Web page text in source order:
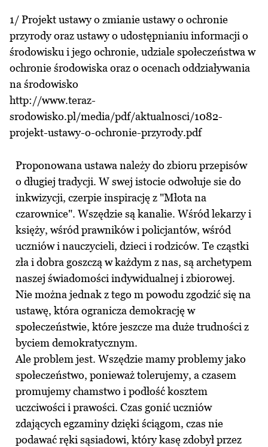
1/ Projekt ustawy o zmianie ustawy o ochronie
przyrody oraz ustawy o udostępnianiu informacji o
środowisku i jego ochronie, udziale społeczeństwa w
ochronie środowiska oraz o ocenach oddziaływania
na środowisko
http://www.teraz-
srodowisko.pl/media/pdf/aktualnosci/1082-
projekt-ustawy-o-ochronie-przyrody.pdf
Proponowana ustawa należy do zbioru przepisów
o długiej tradycji. W swej istocie odwołuje sie do
inkwizycji, czerpie inspirację z "Młota na
czarownice". Wszędzie są kanalie. Wśród lekarzy i
księży, wśród prawników i policjantów, wśród
uczniów i nauczycieli, dzieci i rodziców. Te cząstki
zła i dobra goszczą w każdym z nas, są archetypem
naszej świadomości indywidualnej i zbiorowej.
Nie można jednak z tego m powodu zgodzić się na
ustawę, która ogranicza demokrację w
społeczeństwie, które jeszcze ma duże trudności z
byciem demokratycznym.
Ale problem jest. Wszędzie mamy problemy jako
społeczeństwo, ponieważ tolerujemy, a czasem
promujemy chamstwo i podłość kosztem
uczciwości i prawości. Czas gonić uczniów
zdających egzaminy dzięki ściągom, czas nie
podawać ręki sąsiadowi, który kasę zdobył przez